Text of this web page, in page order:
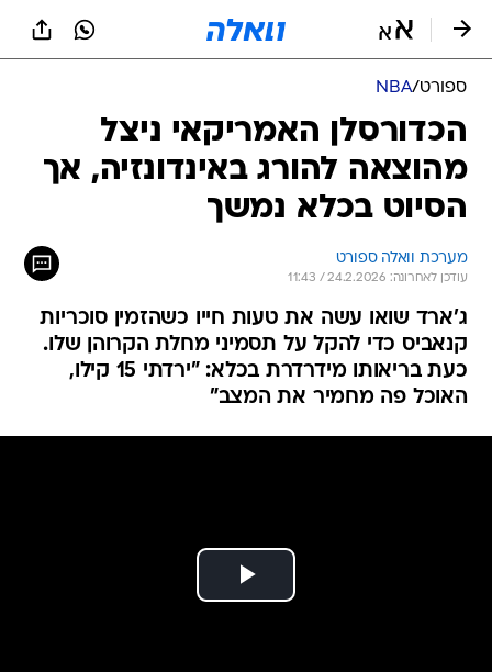
ספורט/
NBA
הכדורסלן האמריקאי ניצל
מהוצאה להורג באינדונזיה, אך
הסיוט בכלא נמשך
מערכת וואלה ספורט
עודכן לאחרונה: 24.2.2026 / 11:43
ג'ארד שואו עשה את טעות חייו כשהזמין סוכריות
קנאביס כדי להקל על תסמיני מחלת הקרוהן שלו.
כעת בריאותו מידרדרת בכלא: "ירדתי 15 קילו,
האוכל פה מחמיר את המצב"